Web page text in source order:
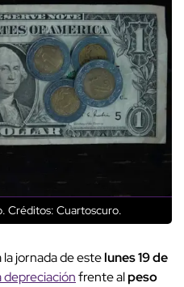
Créditos: Cuartoscuro.
jornada de estelunes 19 de
depreciaciónfrente alpeso